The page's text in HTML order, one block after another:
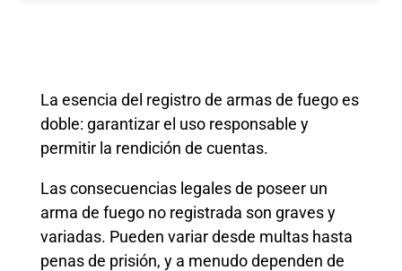
La esencia del registro de armas de fuego es
doble: garantizar el uso responsable y
permitir la rendición de cuentas.
Las consecuencias legales de poseer un
arma de fuego no registrada son graves y
variadas. Pueden variar desde multas hasta
penas de prisión, y a menudo dependen de